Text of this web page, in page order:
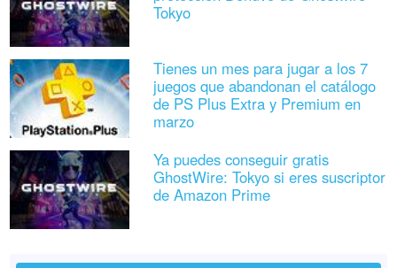
Tokyo
Tienes un mes para jugar a los 7
juegos que abandonan el catálogo
de PS Plus Extra y Premium en
marzo
Ya puedes conseguir gratis
GhostWire: Tokyo si eres suscriptor
de Amazon Prime